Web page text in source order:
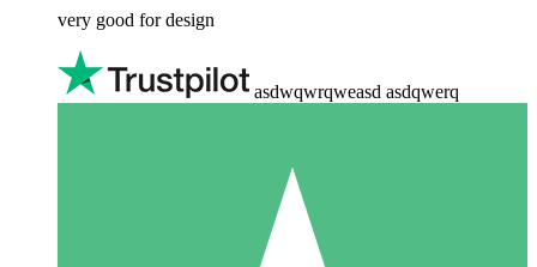
very good for design
asdwqwrqweasd asdqwerq